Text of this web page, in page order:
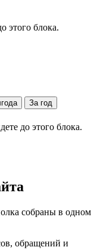
этого блока.
За год
до этого блока.
собраны в одном
обращений и